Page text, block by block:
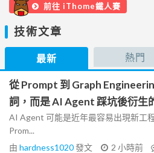
前往 iThome鐵人賽
技術文章
最新 熱門
從 Prompt 到 Graph
詞，而是 AI Agent 踩坑後衍生
AI Agent 可能是近年最容易出現新工
Prom...
由 hardness1020發文 2 小時前